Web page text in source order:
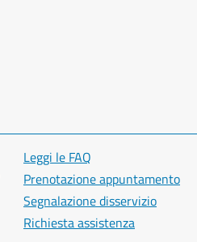
Leggi le FAQ
Prenotazione appuntamento
Segnalazione disservizio
Richiesta assistenza